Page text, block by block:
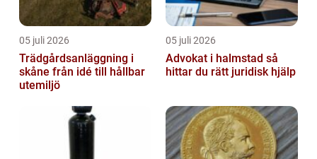
05 juli 2026
Trädgårdsanläggning i
skåne från idé till hållbar
utemiljö
05 juli 2026
Advokat i halmstad så
hittar du rätt juridisk hjälp